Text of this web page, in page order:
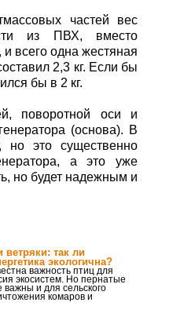
частей вес
из ПВХ, вместо
всего одна жестяная
2,3 кг. Если бы
бы в 2 кг.
поворотной оси и
(основа). В
но это существенно
а это уже
но будет надежным и
ветряки: так ли
экологична?
важность птиц для
экосистем. Но пернатые
важны и для сельского
комаров и